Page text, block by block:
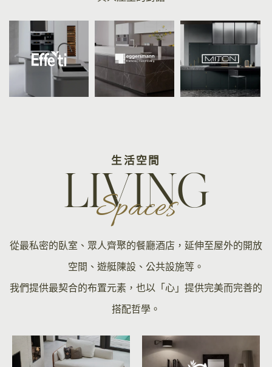
生活空間
LIVING
Spaces
從最私密的臥室、眾人齊聚的餐廳酒店，延伸至屋外的開放
空間、遊艇陳設、公共設施等。
我們提供最契合的布置元素，也以「心」提供完美而完善的
搭配哲學。